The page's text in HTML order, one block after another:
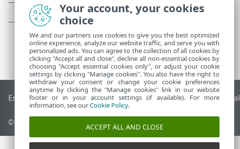
End of Life ฐานความรู้ของ ESETฟอรัมของ ESETESET Status Portal
© 1992 - 2026 ESET, spol. s r.o. - สงวนลิขสิทธิ์
Your account, your cookies
choice
We and our partners use cookies to give you the best optimized
online experience, analyze our website traffic, and serve you with
personalized ads. You can agree to the collection of all cookies by
clicking "Accept all and close", decline all non-essential cookies by
choosing "Accept essential cookies only", or adjust your cookie
settings by clicking "Manage cookies". You also have the right to
withdraw your consent or change your cookie preferences
anytime by clicking the "Manage cookies" link in our website
footer or in your account settings (if available). For more
information, see ourCookie Policy.
ACCEPT ALL AND CLOSE